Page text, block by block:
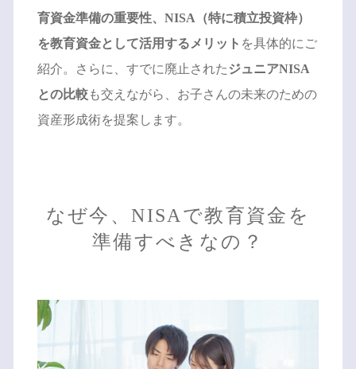
育資金準備の重要性、NISA（特に積立投資枠）
を教育資金として活用するメリット を具体的にご
紹介。さらに、すでに廃止された ジュニアNISA
との比較も交えながら、お子さんの未来のための
資産形成術を提案します。
なぜ今、NISAで教育資金を
準備すべきなの？